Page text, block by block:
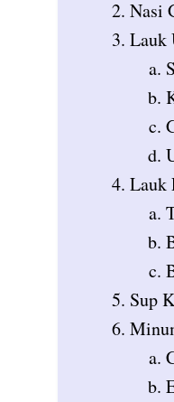
Nasi
Lauk
Lauk
Sup